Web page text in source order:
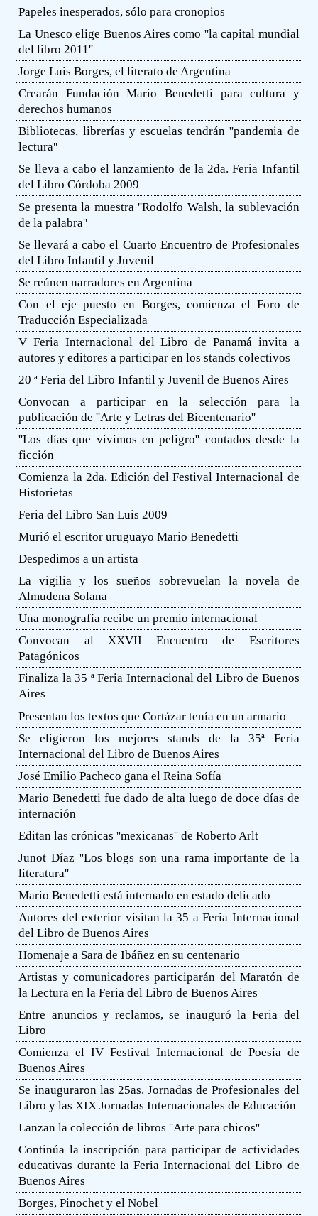
Papeles inesperados, sólo para cronopios
La Unesco elige Buenos Aires como ''la capital mundial
del libro 2011''
Jorge Luis Borges, el literato de Argentina
Crearán Fundación Mario Benedetti para cultura y
derechos humanos
Bibliotecas, librerías y escuelas tendrán ''pandemia de
lectura''
Se lleva a cabo el lanzamiento de la 2da. Feria Infantil
del Libro Córdoba 2009
Se presenta la muestra ''Rodolfo Walsh, la sublevación
de la palabra''
Se llevará a cabo el Cuarto Encuentro de Profesionales
del Libro Infantil y Juvenil
Se reúnen narradores en Argentina
Con el eje puesto en Borges, comienza el Foro de
Traducción Especializada
V Feria Internacional del Libro de Panamá invita a
autores y editores a participar en los stands colectivos
20 ª Feria del Libro Infantil y Juvenil de Buenos Aires
Convocan a participar en la selección para la
publicación de ''Arte y Letras del Bicentenario''
''Los días que vivimos en peligro'' contados desde la
ficción
Comienza la 2da. Edición del Festival Internacional de
Historietas
Feria del Libro San Luis 2009
Murió el escritor uruguayo Mario Benedetti
Despedimos a un artista
La vigilia y los sueños sobrevuelan la novela de
Almudena Solana
Una monografía recibe un premio internacional
Convocan al XXVII Encuentro de Escritores
Patagónicos
Finaliza la 35 ª Feria Internacional del Libro de Buenos
Aires
Presentan los textos que Cortázar tenía en un armario
Se eligieron los mejores stands de la 35ª Feria
Internacional del Libro de Buenos Aires
José Emilio Pacheco gana el Reina Sofía
Mario Benedetti fue dado de alta luego de doce días de
internación
Editan las crónicas ''mexicanas'' de Roberto Arlt
Junot Díaz ''Los blogs son una rama importante de la
literatura''
Mario Benedetti está internado en estado delicado
Autores del exterior visitan la 35 a Feria Internacional
del Libro de Buenos Aires
Homenaje a Sara de Ibáñez en su centenario
Artistas y comunicadores participarán del Maratón de
la Lectura en la Feria del Libro de Buenos Aires
Entre anuncios y reclamos, se inauguró la Feria del
Libro
Comienza el IV Festival Internacional de Poesía de
Buenos Aires
Se inauguraron las 25as. Jornadas de Profesionales del
Libro y las XIX Jornadas Internacionales de Educación
Lanzan la colección de libros ''Arte para chicos''
Continúa la inscripción para participar de actividades
educativas durante la Feria Internacional del Libro de
Buenos Aires
Borges, Pinochet y el Nobel